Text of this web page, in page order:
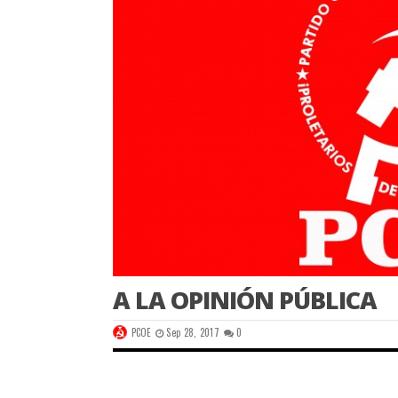
A LA OPINIÓN PÚBLICA
PCOE Sep 28, 2017 0